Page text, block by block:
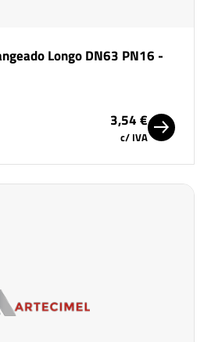
Longo DN63 PN16 -
3,54 €
c/ IVA